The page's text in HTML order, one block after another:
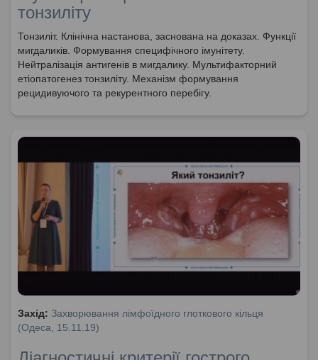
тонзиліту
Тонзиліт. Клінічна настанова, заснована на доказах. Функції
мигдаликів. Формування специфічного імунітету.
Нейтралізація антигенів в мигдалику. Мультифакторний
етіопатогенез тонзиліту. Механізм формування
рецидивуючого та рекурентного перебігу.
Захід: Захворювання лімфоїдного глоткового кільця
(Одеса, 15.11.19)